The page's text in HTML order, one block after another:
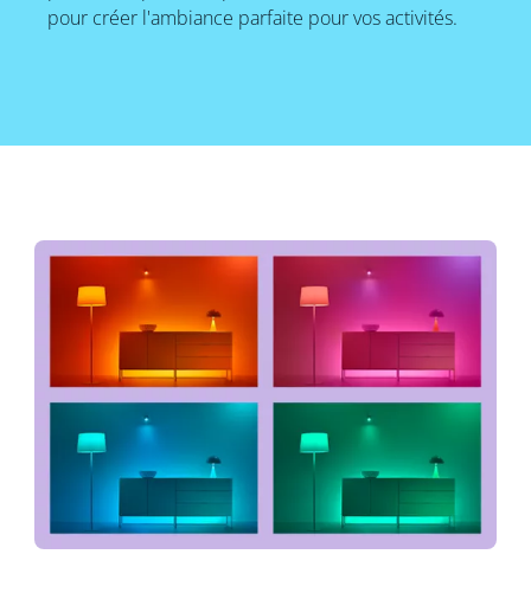
pour créer l'ambiance parfaite pour vos activités.